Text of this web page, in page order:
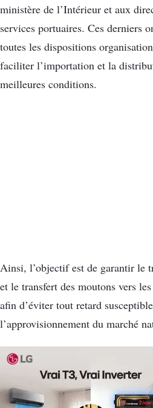
ministère de l’Intérieur et aux
services portuaires. Ces derniers
toutes les dispositions
faciliter l’importation et la
meilleures conditions.
Ainsi, l’objectif est de garantir le
et le transfert des moutons vers
afin d’éviter tout retard
l’approvisionnement du marché